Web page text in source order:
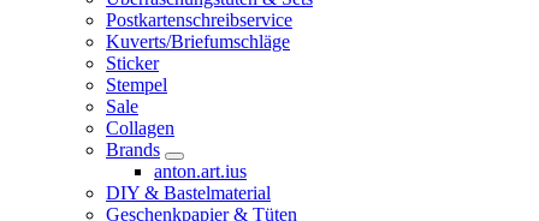
Postkartenschreibservice
Kuverts/Briefumschläge
Sticker
Stempel
Sale
Collagen
Brands
anton.art.ius
DIY & Bastelmaterial
Geschenkpapier & Tüten